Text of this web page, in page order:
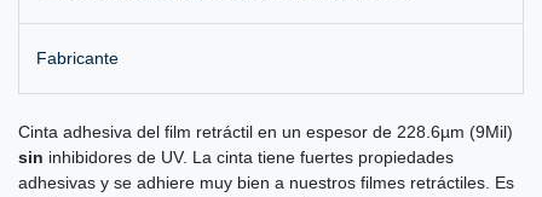
Fabricante
Cinta adhesiva del film retráctil en un espesor de 228.6µm (9Mil)
sin inhibidores de UV. La cinta tiene fuertes propiedades
adhesivas y se adhiere muy bien a nuestros filmes retráctiles. Es